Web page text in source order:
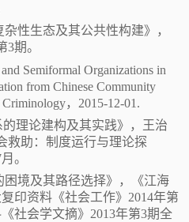
性生态及其公共性构建》，
3期。
Semiformal Organizations in
from Chinese Community
，2015-12-01.
理论建构及其实践》，王治
救助：制度运行与理论探
。
困境及其路径选择》，《江海
印资料《社会工作》2014年第
社会学文摘》2013年第3期全